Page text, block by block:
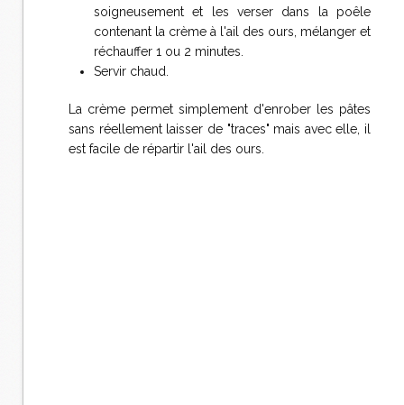
soigneusement et les verser dans la poêle
contenant la crème à l'ail des ours, mélanger et
réchauffer 1 ou 2 minutes.
Servir chaud.
La crème permet simplement d'enrober les pâtes
sans réellement laisser de "traces" mais avec elle, il
est facile de répartir l'ail des ours.